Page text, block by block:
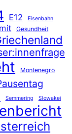
E12 Eisenbahn
Gesundheit
Montenegro
Semmering Slowakei